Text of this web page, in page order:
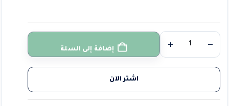
إضافة إلى السلة
اشتر الآن